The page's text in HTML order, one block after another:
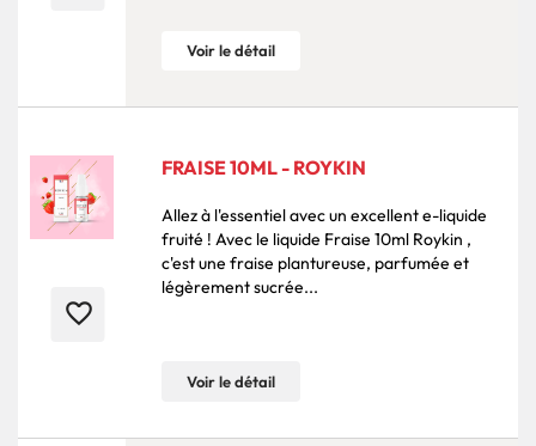
Voir le détail
favorite_border
FRAISE 10ML - ROYKIN
Allez à l'essentiel avec un excellent e-liquide
fruité ! Avec le liquide Fraise 10ml Roykin ,
c'est une fraise plantureuse, parfumée et
légèrement sucrée...
Voir le détail